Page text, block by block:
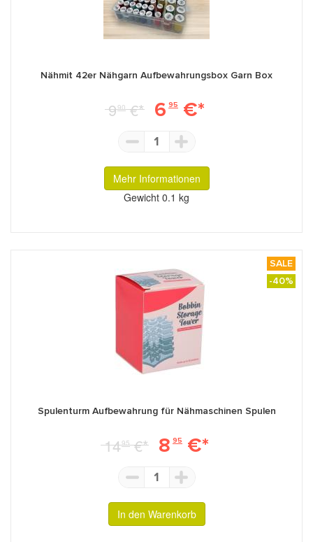
Nähmit 42er Nähgarn Aufbewahrungsbox Garn Box
990€* 6 95 €*
1
Mehr Informationen
Gewicht 0.1 kg
SALE
-40%
Spulenturm Aufbewahrung für Nähmaschinen Spulen
1495€* 8 95 €*
1
In den Warenkorb